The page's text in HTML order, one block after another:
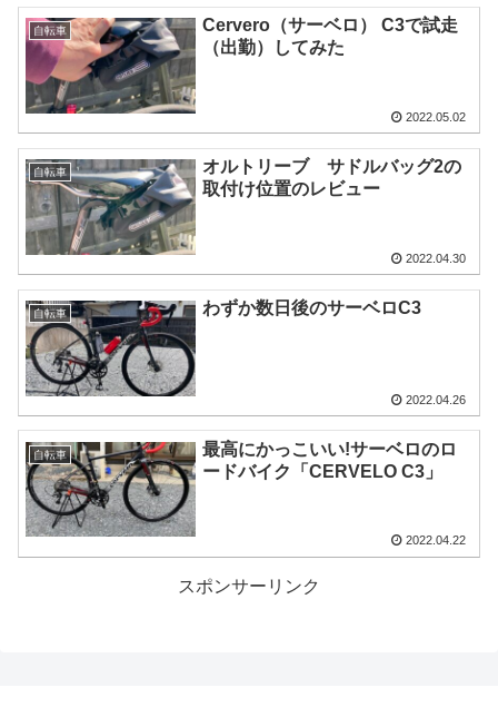
自転車
Cervero（サーベロ） C3で試走
（出勤）してみた
2022.05.02
自転車
オルトリーブ サドルバッグ2の
取付け位置のレビュー
2022.04.30
自転車 わずか数日後のサーベロC3
2022.04.26
自転車
最高にかっこいい!サーベロのロ
ードバイク「CERVELO C3」
2022.04.22
スポンサーリンク